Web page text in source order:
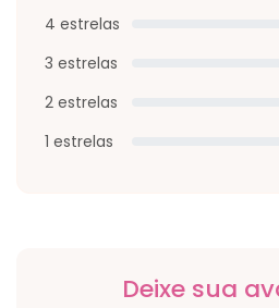
4 estrelas
3 estrelas
2 estrelas
1 estrelas
Deixe sua